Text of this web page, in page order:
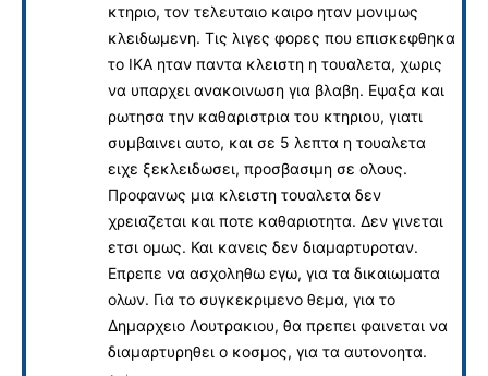
κτηριο, τον τελευταιο καιρο ηταν μονιμως
κλειδωμενη. Τις λιγες φορες που επισκεφθηκα
το ΙΚΑ ηταν παντα κλειστη η τουαλετα, χωρις
να υπαρχει ανακοινωση για βλαβη. Εψαξα και
ρωτησα την καθαριστρια του κτηριου, γιατι
συμβαινει αυτο, και σε 5 λεπτα η τουαλετα
ειχε ξεκλειδωσει, προσβασιμη σε ολους.
Προφανως μια κλειστη τουαλετα δεν
χρειαζεται και ποτε καθαριοτητα. Δεν γινεται
ετσι ομως. Και κανεις δεν διαμαρτυροταν.
Επρεπε να ασχοληθω εγω, για τα δικαιωματα
ολων. Για το συγκεκριμενο θεμα, για το
Δημαρχειο Λουτρακιου, θα πρεπει φαινεται να
διαμαρτυρηθει ο κοσμος, για τα αυτονοητα.